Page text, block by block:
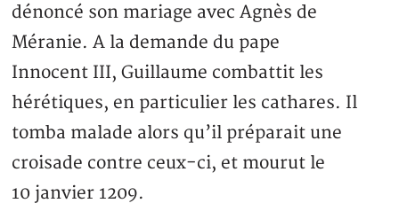
dénoncé son mariage avec Agnès de
Méranie. A la demande du pape
Innocent III, Guillaume combattit les
hérétiques, en particulier les cathares. Il
tomba malade alors qu’il préparait une
croisade contre ceux-ci, et mourut le
10 janvier 1209.